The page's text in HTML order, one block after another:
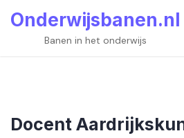
Onderwijsbanen.nl
Banen in het onderwijs
Docent